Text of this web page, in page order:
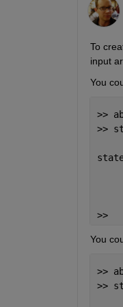
To
input
You
>>
>>
>>
You
>>
>>